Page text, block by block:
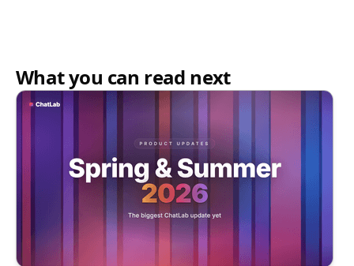
What you can read next